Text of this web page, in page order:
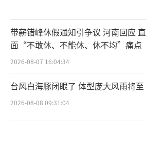
砍伤官员
带薪错峰休假通知引争议 河南回应 直
面“不敢休、不能休、休不均”痛点
2026-08-07 16:04:34
台风白海豚闭眼了 体型庞大风雨将至
2026-08-08 09:31:04